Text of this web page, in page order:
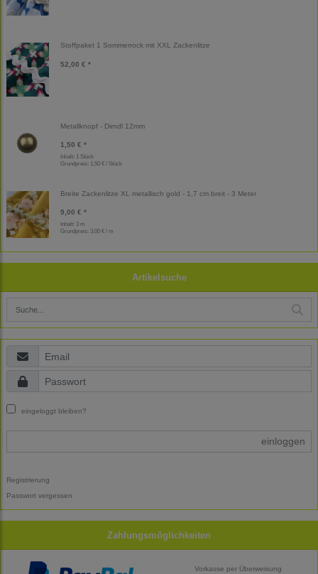
Stoffpaket 1 Sommerrock mit XXL Zackenlitze
52,00 € *
Metallknopf - Dirndl 12mm
1,50 € *
Inhalt: 1 Stück
Grundpreis: 1,50 € / Stück
Breite Zackenlitze XL metallisch gold - 1,7 cm breit - 3 Meter
9,00 € *
Inhalt: 3 m
Grundpreis: 3,00 € / m
Artikelsuche
eingeloggt bleiben?
einloggen
Registrierung
Passwort vergessen
Zahlungsmöglichkeiten
Vorkasse per Überweisung